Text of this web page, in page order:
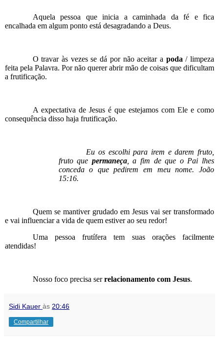
Aquela pessoa que inicia a caminhada da fé e fica
encalhada em algum ponto está desagradando a Deus.
O travar às vezes se dá por não aceitar a poda / limpeza
feita pela Palavra. Por não querer abrir mão de coisas que dificultam
a frutificação.
A expectativa de Jesus é que estejamos com Ele e como
consequência disso haja frutificação.
Eu os escolhi para irem e darem fruto,
fruto que permaneça, a fim de que o Pai lhes
conceda o que pedirem em meu nome. João
15:16.
Quem se mantiver grudado em Jesus vai ser transformado
e vai influenciar a vida de quem estiver ao seu redor!
Uma pessoa frutífera tem suas orações facilmente
atendidas!
Nosso foco precisa serrelacionamento com Jesus.
Sidi Kauer às 20:46
Compartilhar